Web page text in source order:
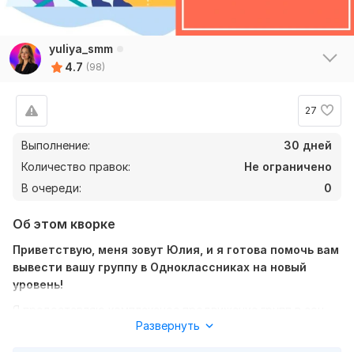
yuliya_smm
4.7 (98)
27
Выполнение:
30 дней
Количество правок:
Не ограничено
В очереди:
0
Об этом кворке
Приветствую, меня зовут Юлия, и я готова помочь вам
вывести вашу группу в Одноклассниках на новый
уровень!
сетях, включающее профессиональное ведение и
Развернуть